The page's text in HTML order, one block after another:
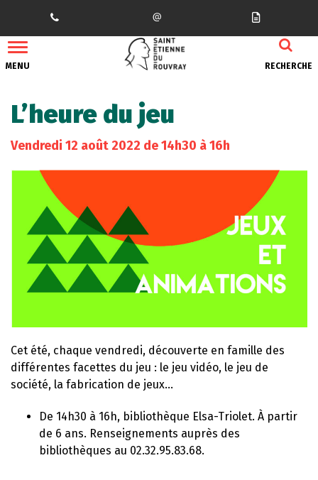
MENU RECHERCHE
L’heure du jeu
Vendredi 12 août 2022 de 14h30 à 16h
Cet été, chaque vendredi, découverte en famille des
différentes facettes du jeu : le jeu vidéo, le jeu de
société, la fabrication de jeux…
De 14h30 à 16h, bibliothèque Elsa-Triolet. À partir
de 6 ans. Renseignements auprès des
bibliothèques au 02.32.95.83.68.